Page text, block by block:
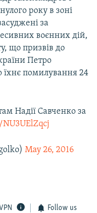
року в зоні
за
воєнних дій,
що призвів до
Петро
помилування 24
Надії Савченко за
May 26, 2016
Follow us